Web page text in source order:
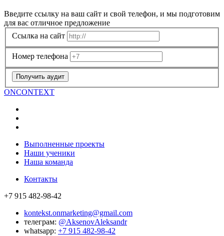
Введите ссылку на ваш сайт и свой телефон, и мы подготовим
для вас отличное предложение
Ссылка на сайт
Номер телефона
Получить аудит
ONCONTEXT
Выполненные проекты
Наши ученики
Наша команда
Контакты
+7 915 482-98-42
kontekst.onmarketing@gmail.com
телеграм: @AksenovAleksandr
whatsapp: +7 915 482-98-42